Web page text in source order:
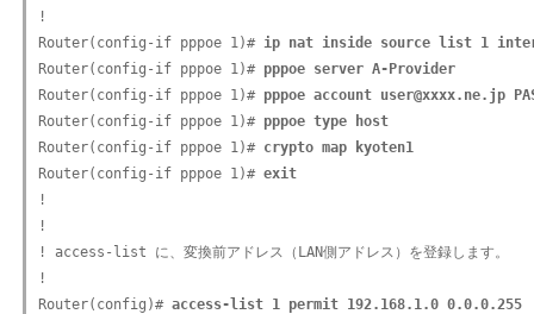
!
Router(config-if pppoe 1)# ip nat inside source list 1
Router(config-if pppoe 1)# pppoe server A-Provider
Router(config-if pppoe 1)# pppoe account user@xxxx.ne.jp
Router(config-if pppoe 1)# pppoe type host
Router(config-if pppoe 1)# crypto map kyoten1
Router(config-if pppoe 1)# exit
!
!
! access-list に、変換前アドレス（LAN側アドレス）を登録します。
!
Router(config)# access-list 1 permit 192.168.1.0 0.0.0.255